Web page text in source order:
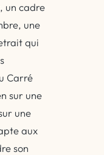
un cadre
une
qui
Carré
sur une
une
aux
son